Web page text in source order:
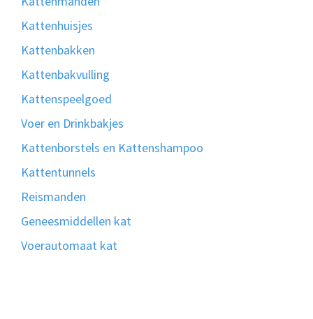
Kattenhuisjes
Kattenbakken
Kattenbakvulling
Kattenspeelgoed
Voer en Drinkbakjes
Kattenborstels en Kattenshampoo
Kattentunnels
Reismanden
Geneesmiddellen kat
Voerautomaat kat